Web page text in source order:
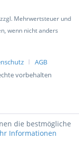
Mehrwertsteuer und
wenn nicht anders
AGB
vorbehalten
die bestmögliche
Informationen